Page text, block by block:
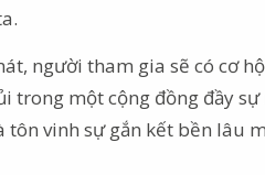
người tham gia sẽ có cơ
trong một cộng đồng đầy
vinh sự gắn kết bền lâu